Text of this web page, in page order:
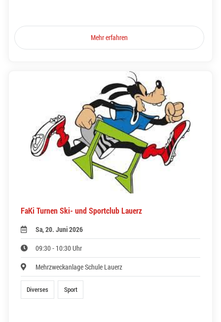
Mehr erfahren
FaKi Turnen Ski- und Sportclub Lauerz
Sa, 20. Juni 2026
09:30 - 10:30 Uhr
Mehrzweckanlage Schule Lauerz
Diverses Sport